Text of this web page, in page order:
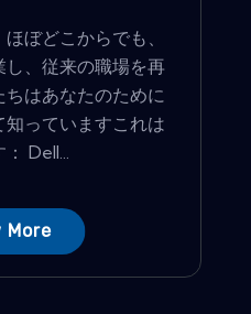
ぼどこからでも、
、従来の職場を再
はあなたのために
っていますこれは
Dell...
More